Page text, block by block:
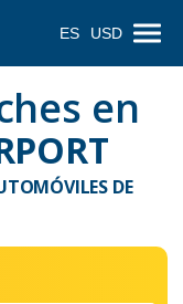
ES USD
en
DE